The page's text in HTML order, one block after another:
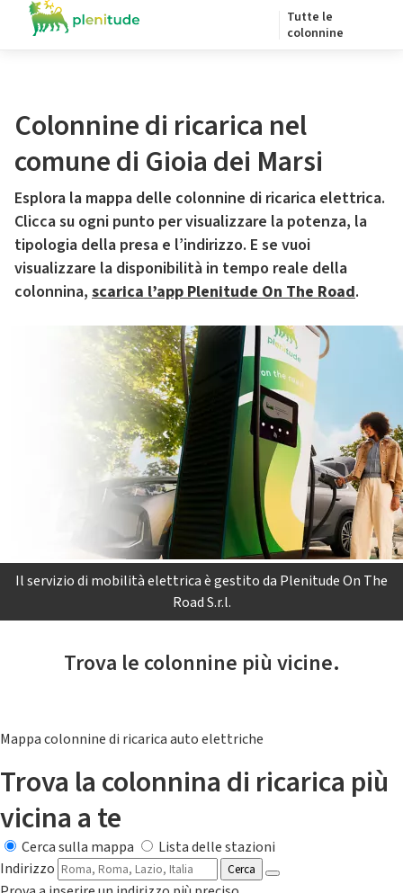
Tutte le
colonnine
Colonnine di ricarica nel
comune di Gioia dei Marsi
Esplora la mappa delle colonnine di ricarica elettrica.
Clicca su ogni punto per visualizzare la potenza, la
tipologia della presa e l’indirizzo. E se vuoi
visualizzare la disponibilità in tempo reale della
colonnina, scarica l’app Plenitude On The Road.
Il servizio di mobilità elettrica è gestito da Plenitude On The
Road S.r.l.
Trova le colonnine più vicine.
Mappa colonnine di ricarica auto elettriche
Trova la colonnina di ricarica più
vicina a te
Cerca sulla mappa
Lista delle stazioni
Indirizzo
Cerca